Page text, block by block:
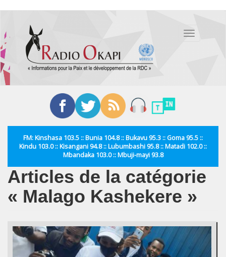
contenu
principal
Toggle
FM: Kinshasa 103.5 :: Bunia 104.8 :: Bukavu 95.3 :: Goma 95.5 ::
Kindu 103.0 :: Kisangani 94.8 :: Lubumbashi 95.8 :: Matadi 102.0 ::
Mbandaka 103.0 :: Mbuji-mayi 93.8
Articles de la catégorie
« Malago Kashekere »